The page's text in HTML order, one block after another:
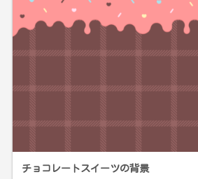
チョコレートスイーツの背景